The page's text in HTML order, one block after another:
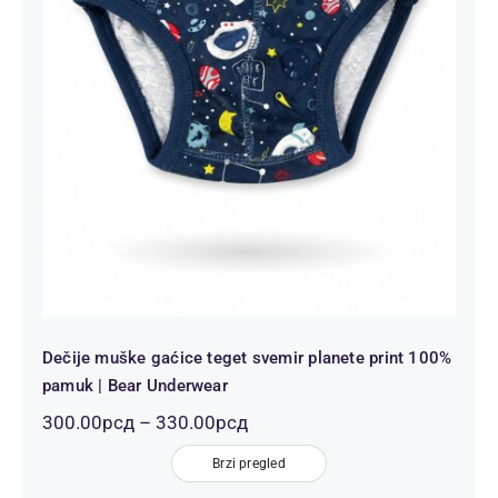
Dečije muške gaćice teget svemir
planete print 100% pamuk | Bear
Underwear
Dečije muške gaćice teget svemir planete print 100%
pamuk | Bear Underwear
300.00рсд – 330.00рсдРаспон
цена:
од
300.00рсд
Brzi pregled